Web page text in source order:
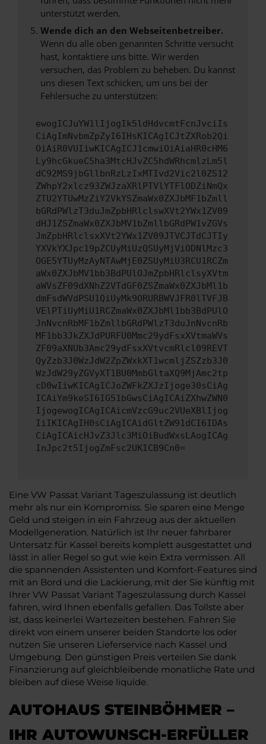
unterstützt werden.
Wende dich an den Webseitenbetreiber.
Wenn du alle oben genannten Schritte versucht
hast, kontaktiere uns bitte. Wir werden
versuchen, das Problem zu beheben. Du kannst
uns diesen Text schicken, um uns bei der
Fehlersuche zu unterstützen:
ewogICJuYW1lIjogIk5ldHdvcmtFcnJvciIs
CiAgImNvbmZpZyI6IHsKICAgICJtZXRob2Qi
OiAiR0VUIiwKICAgICJ1cmwiOiAiaHR0cHM6
Ly9hcGkueC5ha3MtcHJvZC5hdWRhcmlzLm5l
dC92MS9jbGllbnRzLzIxMTIvd2Vic2l0ZS12
ZWhpY2xlcz93ZWJzaXRlPTVlYTFlODZiNmQx
ZTU2YTUwMzZiY2VkYSZmaWx0ZXJbMF1bZmll
bGRdPWlzT3duJmZpbHRlclswXVt2YWx1ZV09
dHJ1ZSZmaWx0ZXJbMV1bZmllbGRdPW1vZGVs
JmZpbHRlclsxXVt2YWx1ZV09JTVCJTdCJTIy
YXVkYXJpc19pZCUyMiUzQSUyMjViODNlMzc3
OGE5YTUyMzAyNTAwMjE0ZSUyMiU3RCU1RCZm
aWx0ZXJbMV1bb3BdPUlOJmZpbHRlclsyXVtm
aWVsZF09dXNhZ2VTdGF0ZSZmaWx0ZXJbMl1b
dmFsdWVdPSU1QiUyMk9ORURBWVJFR0lTVFJB
VElPTiUyMiU1RCZmaWx0ZXJbMl1bb3BdPUlO
JnNvcnRbMF1bZmllbGRdPWlzT3duJnNvcnRb
MF1bb3JkZXJdPURFU0Mmc29ydFsxXVtmaWVs
ZF09aXNUb3Amc29ydFsxXVtvcmRlcl09REVT
QyZzb3J0WzJdW2ZpZWxkXT1wcmljZSZzb3J0
WzJdW29yZGVyXT1BU0MmbGltaXQ9MjAmc2tp
cD0wIiwKICAgICJoZWFkZXJzIjoge30sCiAg
ICAiYm9keSI6IG51bGwsCiAgICAiZXhwZWN0
IjogewogICAgICAicmVzcG9uc2VUeXBlIjog
IiIKICAgIH0sCiAgICAidGltZW91dCI6IDAs
CiAgICAicHJvZ3Jlc3MiOiBudWxsLAogICAg
InJpc2t5IjogZmFsc2UKICB9Cn0=
Eine VW Passat Variant Tageszulassung ist deutlich
mehr als nur ein Kompromiss. Sie sparen eine Menge
Geld und steigen in ein Fahrzeug aus der aktuellen
Modellgeneration. Natürlich ist Ihr neuer fahrbarer
Untersatz für Kassel bereits komplett ausgestattet und
lässt in aller Regel so gut wie kein Extra vermissen. All
die spannenden Assistenten und Komfort-Features sind
mit an Bord und die Lackierung, mit der Sie künftig mit
Ihrer VW Passat Variant Tageszulassung durch Kassel
fahren, wird Ihnen ebenfalls gefallen. Das Tollste aber
ist, dass keinerlei Wartezeiten bestehen. Fahren Sie
direkt von einem unserer beiden Standorte los oder
nutzen Sie unseren Lieferservice nach Kassel und
Umgebung. Den günstigen Preis verteilen Sie dank
Finanzierung auf gleichbleibende monatliche Rate und
bleiben auf diese Weise liquide.
AUTOHAUS STEINBÖHMER –
IHR AUTOWUNSCH-ERFÜLLER